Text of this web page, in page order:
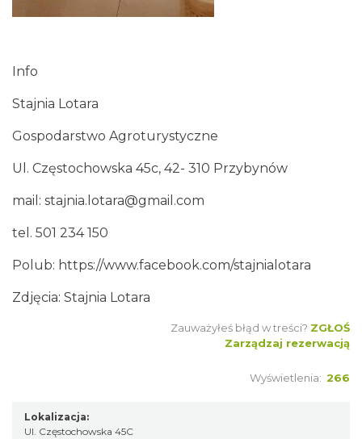
Info
Stajnia Lotara
Gospodarstwo Agroturystyczne
Ul. Częstochowska 45c, 42- 310 Przybynów
mail: stajnia.lotara@gmail.com
tel. 501 234 150
Polub: https://www.facebook.com/stajnialotara
Zdjęcia: Stajnia Lotara
Zauważyłeś błąd w treści? ZGŁOŚ
Zarządzaj rezerwacją
Wyświetlenia: 266
Lokalizacja:
Ul. Częstochowska 45C